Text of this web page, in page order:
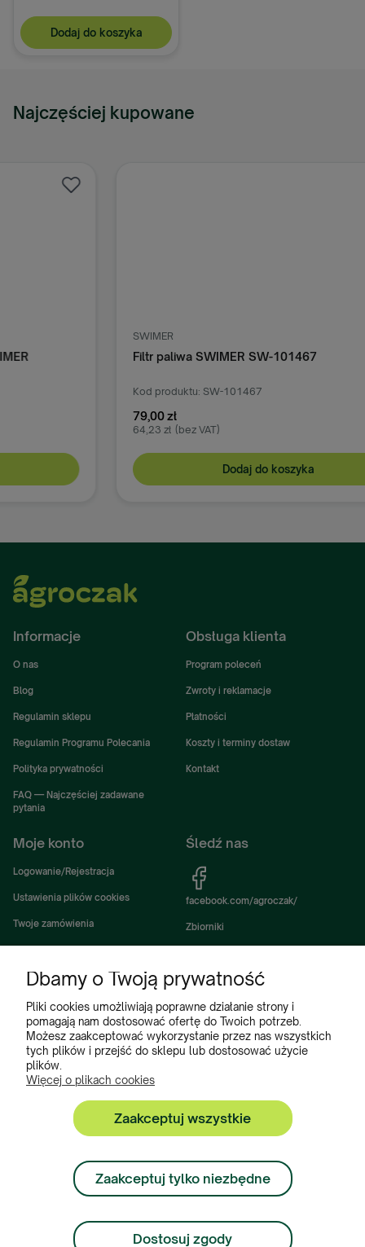
Dodaj do koszyka
Najczęściej kupowane
Filtr paliwa SWIMER SW-101467
Kod produktu: SW-101467
Dodaj do koszyka
Informacje
O nas
Blog
Regulamin sklepu
Regulamin Programu Polecania
Polityka prywatności
FAQ — Najczęściej zadawane
pytania
Obsługa klienta
Program poleceń
Zwroty i reklamacje
Płatności
Koszty i terminy dostaw
Kontakt
Moje konto
Logowanie/Rejestracja
Ustawienia plików cookies
Twoje zamówienia
Ustawienia konta
Ulubione
Śledź nas
facebook.com/agroczak/
Zbiorniki
Akcesoria i wyposażenie zbiorników
Zbiorniki na deszczówkę
Częsci do maszyn rolniczych
Części do ciągników
Zbiorniki, Program Poleceń, Akcesoria do zbiorników:
+48 222 508 449
Zamówienia:
+ 48 534 900 634
Dbamy o Twoją prywatność
Pliki cookies umożliwiają poprawne działanie strony i
pomagają nam dostosować ofertę do Twoich potrzeb.
Możesz zaakceptować wykorzystanie przez nas wszystkich
tych plików i przejść do sklepu lub dostosować użycie
plików.
Więcej o plikach cookies
Zaakceptuj wszystkie
Zaakceptuj tylko niezbędne
Dostosuj zgody